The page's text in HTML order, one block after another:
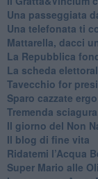
Una passeggiata
Una telefonata ti
Mattarella, dacci
La Repubblica
La scheda
Tavecchio for
Sparo cazzate
Tremenda
Il giorno del Non
Il blog di fine vita
​Ridatemi l’Acqua
Super Mario alle